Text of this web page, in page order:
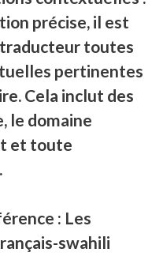
précise, il est
toutes
pertinentes
Cela inclut des
le domaine
et toute
: Les
swahili